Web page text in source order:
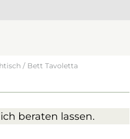
/ Bett Tavoletta
beraten lassen.